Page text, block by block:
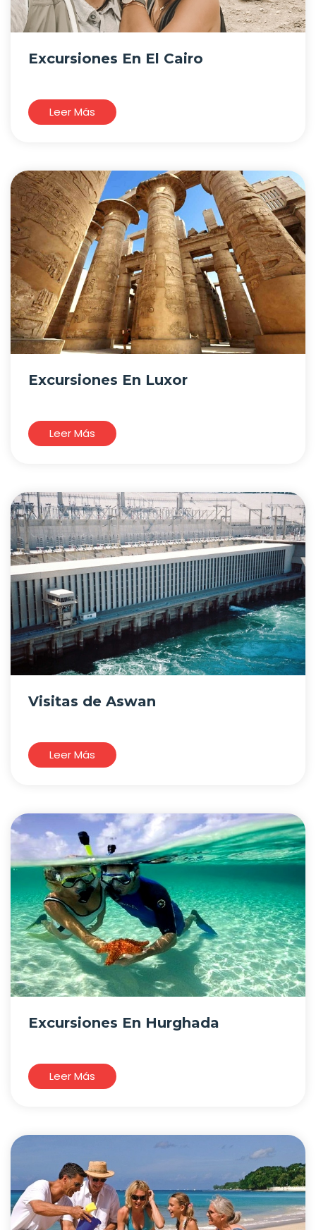
Excursiones En El Cairo
Leer Más
Excursiones En Luxor
Leer Más
Visitas de Aswan
Leer Más
Excursiones En Hurghada
Leer Más